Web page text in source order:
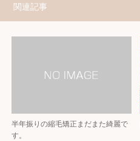
関連記事
半年振りの縮毛矯正まだまた綺麗で
す。